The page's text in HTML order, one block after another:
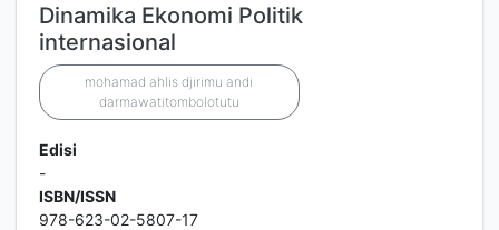
Dinamika Ekonomi Politik
internasional
mohamad ahlis djirimu andi
darmawatitombolotutu
Edisi
-
ISBN/ISSN
978-623-02-5807-17